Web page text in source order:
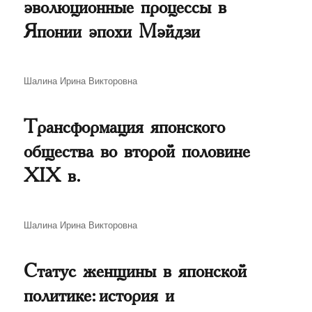
эволюционные процессы в
Японии эпохи Мэйдзи
Автор
Шалина Ирина Викторовна
Трансформация японского
общества во второй половине
XIX в.
Автор
Шалина Ирина Викторовна
Статус женщины в японской
политике: история и